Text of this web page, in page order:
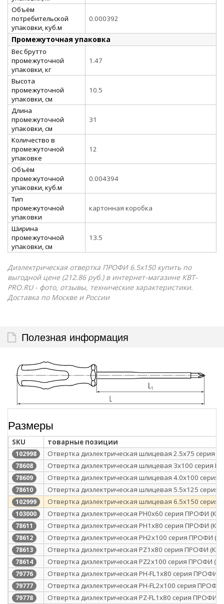
Объём
потребительской
упаковки, куб.м
0.000392
Промежуточная упаковка
Вес брутто
промежуточной
упаковки, кг
1.47
Высота
промежуточной
упаковки, см
10.5
Длина
промежуточной
упаковки, см
31
Количество в
промежуточной
упаковке
12
Объём
промежуточной
упаковки, куб.м
0.004394
Тип
промежуточной
упаковки
картонная коробка
Ширина
промежуточной
упаковки, см
13.5
Диэлектрическая отвертка ПРОФИ 6.5х150 купить по
выгодной цене (212.86 руб.) в интернет-магазине КВТ-
PRO.RU - фото, отзывы, технические характеристики.
Доставка по Москве и России
Полезная информация
Размеры
SKU товарные позиции
102998 Отвертка диэлектрическая шлицевая 2.5х75 серия
78608 Отвертка диэлектрическая шлицевая 3х100 серия
78609 Отвертка диэлектрическая шлицевая 4.0х100 серия
78610 Отвертка диэлектрическая шлицевая 5.5х125 серия
102999 Отвертка диэлектрическая шлицевая 6.5х150 серия
103000 Отвертка диэлектрическая PH0x60 серия ПРОФИ
78611 Отвертка диэлектрическая PH1x80 серия ПРОФИ
78612 Отвертка диэлектрическая PH2x100 серия ПРОФИ
78613 Отвертка диэлектрическая PZ1x80 серия ПРОФИ
78614 Отвертка диэлектрическая PZ2x100 серия ПРОФИ
79776 Отвертка диэлектрическая PH-FL1х80 серия ПРОФИ
79777 Отвертка диэлектрическая PH-FL2х100 серия ПРОФИ
79778 Отвертка диэлектрическая PZ-FL1х80 серия ПРОФИ